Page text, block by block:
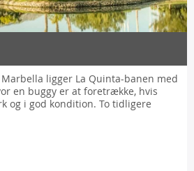
ligger La Quinta-banen med
en buggy er at foretrække, hvis
og i god kondition. To tidligere